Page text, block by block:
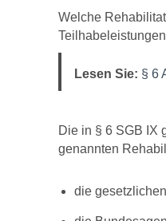
Welche
Lesen Sie: § 6
Die in § 6 SGB IX
genannten
die